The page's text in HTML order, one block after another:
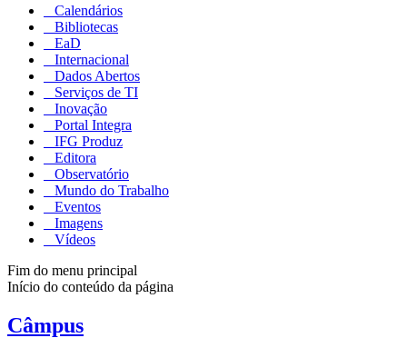
Calendários
Bibliotecas
EaD
Internacional
Dados Abertos
Serviços de TI
Inovação
Portal Integra
IFG Produz
Editora
Observatório
Mundo do Trabalho
Eventos
Imagens
Vídeos
Fim do menu principal
Início do conteúdo da página
Câmpus